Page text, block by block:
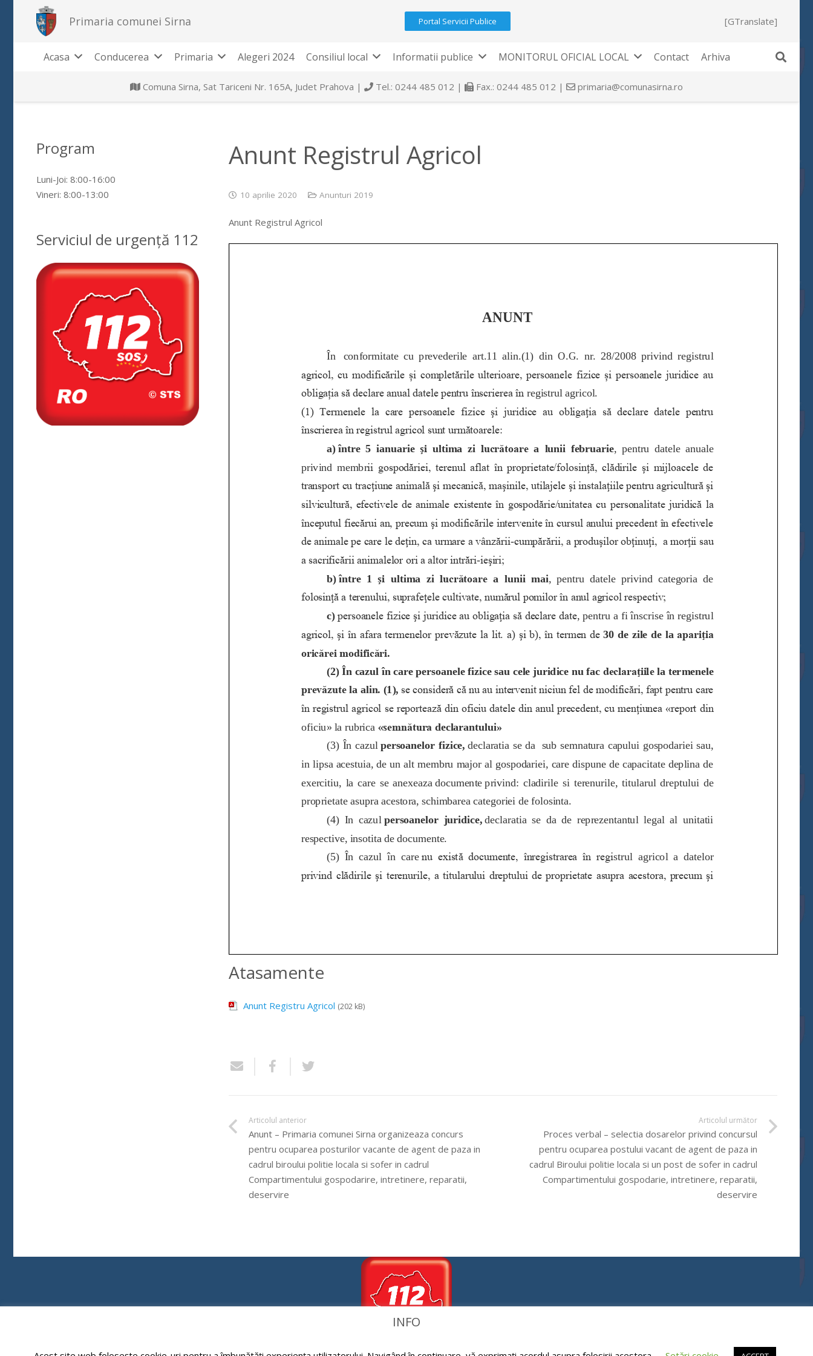
Primaria comunei Sirna Portal Servicii Publice [GTranslate]
Acasa Conducerea Primaria Alegeri 2024 Consiliul local Informatii publice MONITORUL OFICIAL LOCAL Contact Arhiva
Comuna Sirna, Sat Tariceni Nr. 165A, Judet Prahova | Tel.: 0244 485 012 | Fax.: 0244 485 012 | primaria@comunasirna.ro
Anunt Registrul Agricol
10 aprilie 2020 Anunturi 2019
Anunt Registrul Agricol
Atasamente
Anunt Registru Agricol (202 kB)
Articolul anterior
Anunt – Primaria comunei Sirna organizeaza concurs
pentru ocuparea posturilor vacante de agent de paza in
cadrul biroului politie locala si sofer in cadrul
Compartimentului gospodarire, intretinere, reparatii,
deservire
Articolul următor
Proces verbal – selectia dosarelor privind concursul
pentru ocuparea postului vacant de agent de paza in
cadrul Biroului politie locala si un post de sofer in cadrul
Compartimentului gospodarie, intretinere, reparatii,
deservire
Program
Luni-Joi: 8:00-16:00
Vineri: 8:00-13:00
Serviciul de urgență 112
INFO